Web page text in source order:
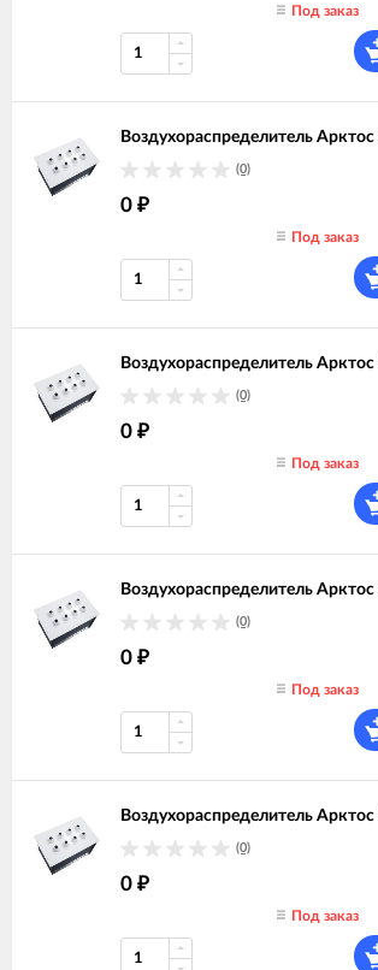
Под заказ
Воздухораспределитель
(0)
0 ₽
Под заказ
Воздухораспределитель
(0)
0 ₽
Под заказ
Воздухораспределитель
(0)
0 ₽
Под заказ
Воздухораспределитель
(0)
0 ₽
Под заказ